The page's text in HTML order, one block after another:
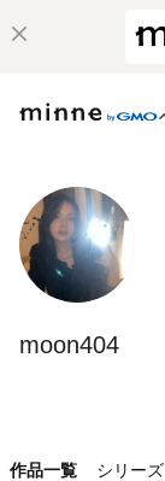
moon404
作品一覧 シリーズ